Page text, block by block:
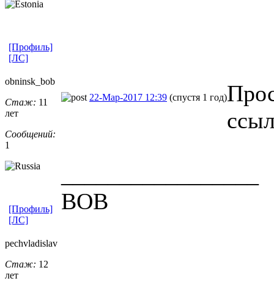
[Профиль]
[ЛС]
obninsk_bob
Стаж: 11
лет
Сообщений:
1
22-Мар-2017 12:39 (спустя 1 год)
BOB
[Профиль]
[ЛС]
pechvladisla​v
Стаж: 12
лет